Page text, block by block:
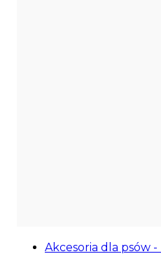
Akcesoria dla psów